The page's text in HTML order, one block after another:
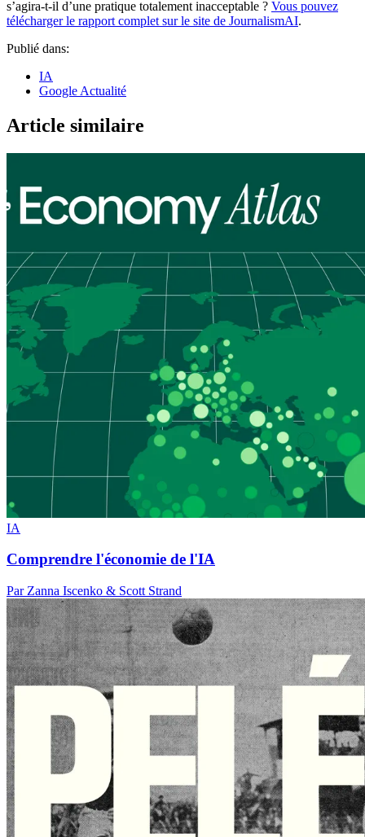
s’agira-t-il d’une pratique totalement inacceptable ? Vous pouvez
télécharger le rapport complet sur le site de JournalismAI.
Publié dans:
IA
Google Actualité
Article similaire
IA
Comprendre l'économie de l'IA
Par Zanna Iscenko & Scott Strand